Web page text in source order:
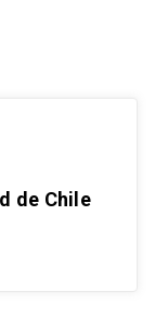
de Chile